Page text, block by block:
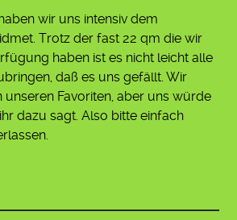
wir uns intensiv dem
Trotz der fast 22 qm die wir
haben ist es nicht leicht alle
daß es uns gefällt. Wir
unseren Favoriten, aber uns würde
dazu sagt. Also bitte einfach